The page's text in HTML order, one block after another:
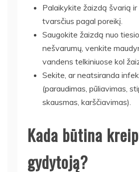
Palaikykite žaizdą švarią ir
tvarsčius pagal poreikį.
Saugokite žaizdą nuo
nešvarumų, venkite
vandens telkiniuose kol
Sekite, ar neatsiranda
(paraudimas, pūliavimas,
skausmas, karščiavimas).
Kada būtina
gydytoją?